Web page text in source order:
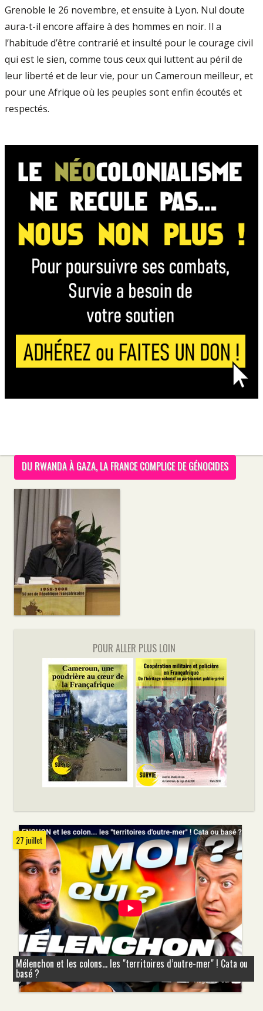
Grenoble le 26 novembre, et ensuite à Lyon. Nul doute
aura-t-il encore affaire à des hommes en noir. Il a
l’habitude d’être contrarié et insulté pour le courage civil
qui est le sien, comme tous ceux qui luttent au péril de
leur liberté et de leur vie, pour un Cameroun meilleur, et
pour une Afrique où les peuples sont enfin écoutés et
respectés.
DU RWANDA À GAZA, LA FRANCE COMPLICE DE GÉNOCIDES
POUR ALLER PLUS LOIN
27 juillet
Mélenchon et les colons... les "territoires d’outre-mer" ! Cata ou
basé ?